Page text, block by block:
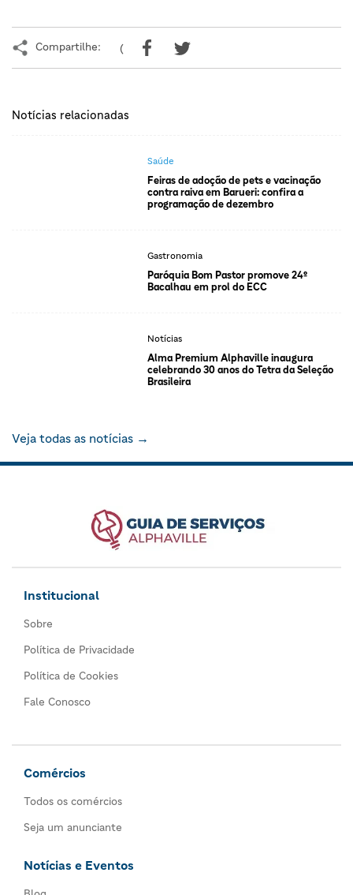
Compartilhe: (
Notícias relacionadas
Saúde
Feiras de adoção de pets e vacinação
contra raiva em Barueri: confira a
programação de dezembro
Gastronomia
Paróquia Bom Pastor promove 24º
Bacalhau em prol do ECC
Notícias
Alma Premium Alphaville inaugura
celebrando 30 anos do Tetra da Seleção
Brasileira
Veja todas as notícias →
Institucional
Sobre
Política de Privacidade
Política de Cookies
Fale Conosco
Comércios
Todos os comércios
Seja um anunciante
Notícias e Eventos